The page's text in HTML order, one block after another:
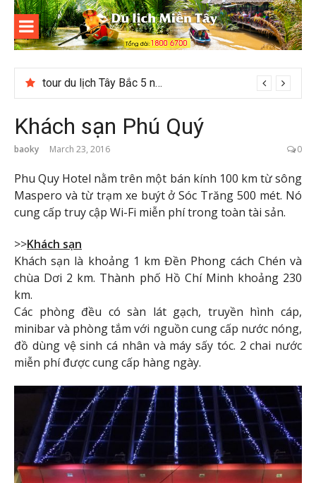
Skip
content
Du lịch
Miền Tây
tour du lịch Tây Bắc 5 ngày 4 đêm giá hời
Khách sạn Phú Quý
baoky March 23, 2016 0
Phu Quy Hotel nằm trên một bán kính 100 km từ sông
Maspero và từ trạm xe buýt ở Sóc Trăng 500 mét. Nó
cung cấp truy cập Wi-Fi miễn phí trong toàn tài sản.
>>Khách sạn
Khách sạn là khoảng 1 km Đền Phong cách Chén và
chùa Dơi 2 km. Thành phố Hồ Chí Minh khoảng 230
km.
Các phòng đều có sàn lát gạch, truyền hình cáp,
minibar và phòng tắm với nguồn cung cấp nước nóng,
đồ dùng vệ sinh cá nhân và máy sấy tóc. 2 chai nước
miễn phí được cung cấp hàng ngày.